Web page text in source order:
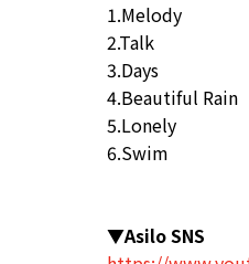
1.Melody
2.Talk
3.Days
4.Beautiful Rain
5.Lonely
6.Swim
▼Asilo SNS